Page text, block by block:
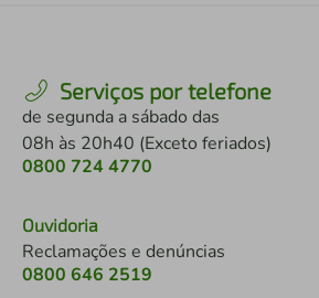
Serviços por telefone
de segunda a sábado das
08h às 20h40 (Exceto feriados)
0800 724 4770
Ouvidoria
Reclamações e denúncias
0800 646 2519